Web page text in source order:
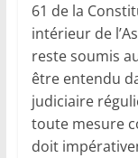
61 de la
intérieur de
reste soumis
être entendu
judiciaire
toute mesure
doit